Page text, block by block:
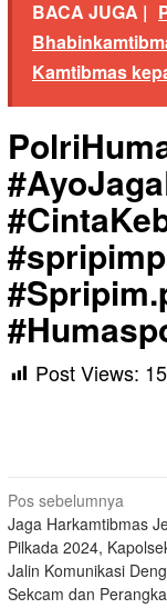
BACA JUGA |
Kamtibmas
Post Views:
Navigasi
pos
Pos sebelumnya
Jaga Harkamtibmas
Pilkada 2024,
Jalin Komunikasi
Sekcam dan